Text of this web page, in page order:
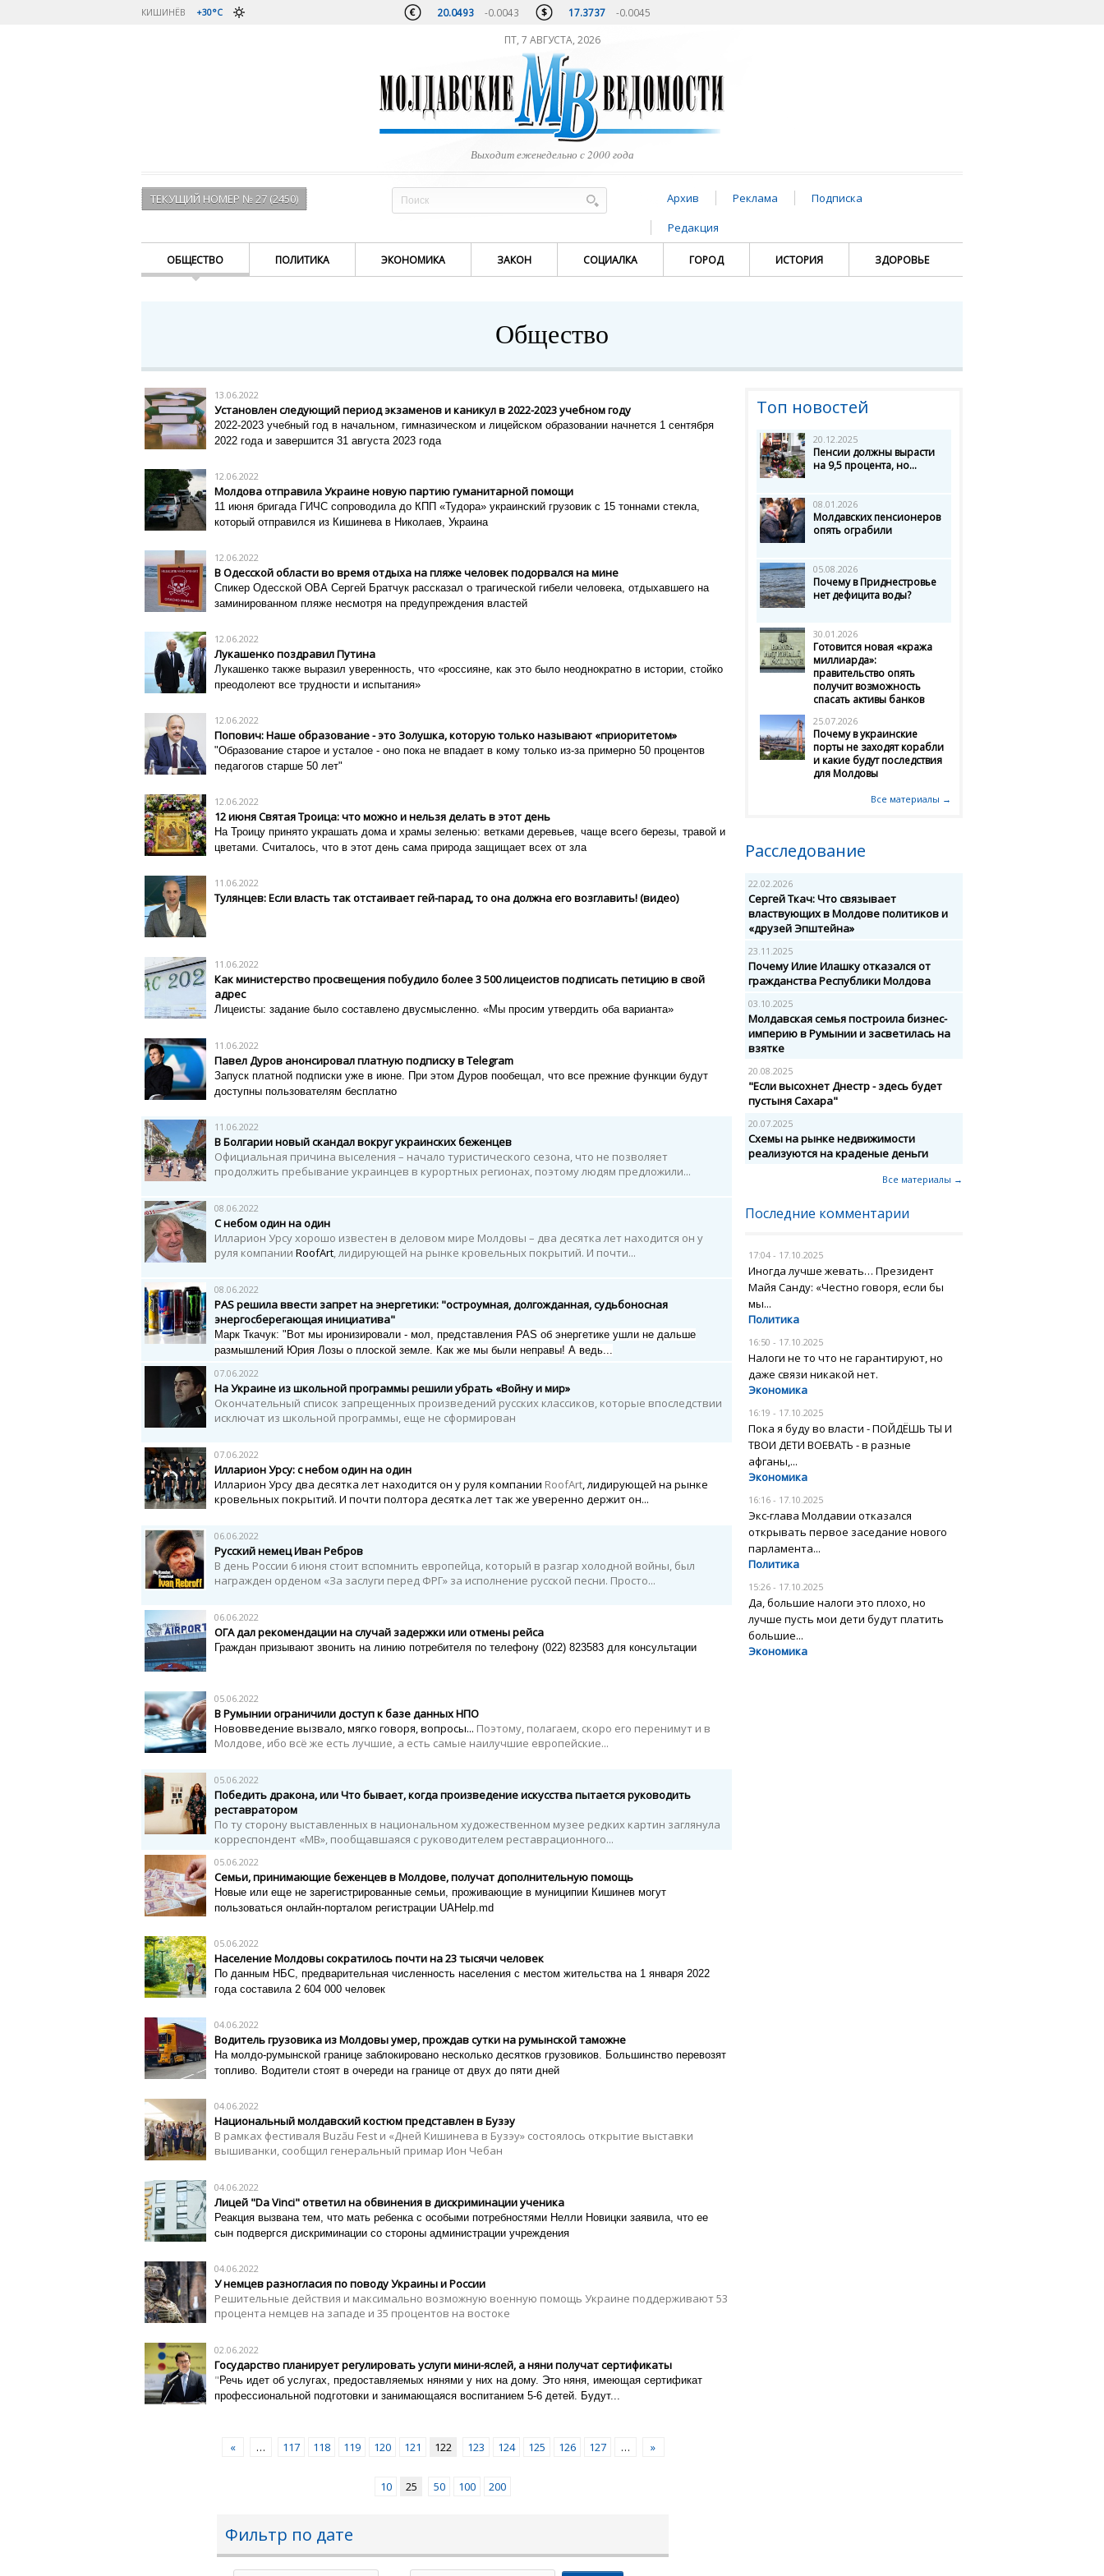
КИШИНЁВ +30°C 20.0493 -0.0043 17.3737 -0.0045
ПТ, 7 АВГУСТА, 2026
Выходит еженедельно с 2000 года
ТЕКУЩИЙ НОМЕР № 27 (2450) Архив Реклама
Подписка
Редакция
ОБЩЕСТВО ПОЛИТИКА ЭКОНОМИКА ЗАКОН СОЦИАЛКА ГОРОД ИСТОРИЯ ЗДОРОВЬЕ
Общество
13.06.2022
Установлен следующий период экзаменов и каникул в 2022-2023 учебном году
2022-2023 учебный год в начальном, гимназическом и лицейском образовании начнется 1 сентября
2022 года и завершится 31 августа 2023 года
12.06.2022
Молдова отправила Украине новую партию гуманитарной помощи
11 июня бригада ГИЧС сопроводила до КПП «Тудора» украинский грузовик с 15 тоннами стекла,
который отправился из Кишинева в Николаев, Украина
12.06.2022
В Одесской области во время отдыха на пляже человек подорвался на мине
Спикер Одесской ОВА Сергей Братчук рассказал о трагической гибели человека, отдыхавшего на
заминированном пляже несмотря на предупреждения властей
12.06.2022
Лукашенко поздравил Путина
Лукашенко также выразил уверенность, что «россияне, как это было неоднократно в истории, стойко
преодолеют все трудности и испытания»
12.06.2022
Попович: Наше образование - это Золушка, которую только называют «приоритетом»
"Образование старое и усталое - оно пока не впадает в кому только из-за примерно 50 процентов
педагогов старше 50 лет"
12.06.2022
12 июня Святая Троица: что можно и нельзя делать в этот день
На Троицу принято украшать дома и храмы зеленью: ветками деревьев, чаще всего березы, травой и
цветами. Считалось, что в этот день сама природа защищает всех от зла
11.06.2022
Тулянцев: Если власть так отстаивает гей-парад, то она должна его возглавить! (видео)
11.06.2022
Как министерство просвещения побудило более 3 500 лицеистов подписать петицию в свой
адрес
Лицеисты: задание было составлено двусмысленно. «Мы просим утвердить оба варианта»
11.06.2022
Павел Дуров анонсировал платную подписку в Тelegram
Запуск платной подписки уже в июне. При этом Дуров пообещал, что все прежние функции будут
доступны пользователям бесплатно
11.06.2022
В Болгарии новый скандал вокруг украинских беженцев
Официальная причина выселения – начало туристического сезона, что не позволяет
продолжить пребывание украинцев в курортных регионах, поэтому людям предложили...
08.06.2022
С небом один на один
Илларион Урсу хорошо известен в деловом мире Молдовы – два десятка лет находится он у
руля компании RoofArt, лидирующей на рынке кровельных покрытий. И почти...
08.06.2022
PAS решила ввести запрет на энергетики: "остроумная, долгожданная, судьбоносная
энергосберегающая инициатива"
Марк Ткачук: " Вот мы иронизировали - мол, представления PAS об энергетике ушли не дальше
размышлений Юрия Лозы о плоской земле. Как же мы были неправы! А ведь...
07.06.2022
На Украине из школьной программы решили убрать «Войну и мир»
Окончательный список запрещенных произведений русских классиков, которые впоследствии
исключат из школьной программы, еще не сформирован
07.06.2022
Илларион Урсу: с небом один на один
Илларион Урсу два десятка лет находится он у руля компании RoofArt, лидирующей на рынке
кровельных покрытий. И почти полтора десятка лет так же уверенно держит он...
06.06.2022
Русский немец Иван Ребров
В день России 6 июня стоит вспомнить европейца, который в разгар холодной войны, был
награжден орденом «За заслуги перед ФРГ» за исполнение русской песни. Просто...
06.06.2022
ОГА дал рекомендации на случай задержки или отмены рейса
Граждан призывают звонить на линию потребителя по телефону (022) 823583 для консультации
05.06.2022
В Румынии ограничили доступ к базе данных НПО
Нововведение вызвало, мягко говоря, вопросы... Поэтому, полагаем, скоро его перенимут и в
Молдове, ибо всё же есть лучшие, а есть самые наилучшие европейские...
05.06.2022
Победить дракона, или Что бывает, когда произведение искусства пытается руководить
реставратором
По ту сторону выставленных в национальном художественном музее редких картин заглянула
корреспондент «МВ», пообщавшаяся с руководителем реставрационного...
05.06.2022
Семьи, принимающие беженцев в Молдове, получат дополнительную помощь
Новые или еще не зарегистрированные семьи, проживающие в муниципии Кишинев могут
пользоваться онлайн-порталом регистрации UAHelp.md
05.06.2022
Население Молдовы сократилось почти на 23 тысячи человек
По данным НБС, предварительная численность населения с местом жительства на 1 января 2022
года составила 2 604 000 человек
04.06.2022
Водитель грузовика из Молдовы умер, прождав сутки на румынской таможне
На молдо-румынской границе заблокировано несколько десятков грузовиков. Большинство перевозят
топливо. Водители стоят в очереди на границе от двух до пяти дней
04.06.2022
Национальный молдавский костюм представлен в Бузэу
В рамках фестиваля Buzău Fest и «Дней Кишинева в Бузэу» состоялось открытие выставки
вышиванки, сообщил генеральный примар Ион Чебан
04.06.2022
Лицей "Da Vinci" ответил на обвинения в дискриминации ученика
Реакция вызвана тем, что мать ребенка с особыми потребностями Нелли Новицки заявила, что ее
сын подвергся дискриминации со стороны администрации учреждения
04.06.2022
У немцев разногласия по поводу Украины и России
Решительные действия и максимально возможную военную помощь Украине поддерживают 53
процента немцев на западе и 35 процентов на востоке
02.06.2022
Государство планирует регулировать услуги мини-яслей, а няни получат сертификаты
" Речь идет об услугах, предоставляемых нянями у них на дому. Это няня, имеющая сертификат
профессиональной подготовки и занимающаяся воспитанием 5-6 детей. Будут...
« … 117 118 119 120 121 122 123 124 125 126 127 … »
10 25 50 100 200
Фильтр по дате
Топ новостей
20.12.2025
Пенсии должны вырасти
на 9,5 процента, но...
08.01.2026
Молдавских пенсионеров
опять ограбили
05.08.2026
Почему в Приднестровье
нет дефицита воды?
30.01.2026
Готовится новая «кража
миллиарда»:
правительство опять
получит возможность
спасать активы банков
25.07.2026
Почему в украинские
порты не заходят корабли
и какие будут последствия
для Молдовы
Все материалы →
Расследование
22.02.2026
Сергей Ткач: Что связывает
властвующих в Молдове политиков и
«друзей Эпштейна»
23.11.2025
Почему Илие Илашку отказался от
гражданства Республики Молдова
03.10.2025
Молдавская семья построила бизнес-
империю в Румынии и засветилась на
взятке
20.08.2025
"Если высохнет Днестр - здесь будет
пустыня Сахара"
20.07.2025
Схемы на рынке недвижимости
реализуются на краденые деньги
Все материалы →
Последние комментарии
17:04 - 17.10.2025
Иногда лучше жевать… Президент
Майя Санду: «Честно говоря, если бы
мы...
Политика
16:50 - 17.10.2025
Налоги не то что не гарантируют, но
даже связи никакой нет.
Экономика
16:19 - 17.10.2025
Пока я буду во власти - ПОЙДЁШЬ ТЫ И
ТВОИ ДЕТИ ВОЕВАТЬ - в разные
афганы,...
Экономика
16:16 - 17.10.2025
Экс-глава Молдавии отказался
открывать первое заседание нового
парламента...
Политика
15:26 - 17.10.2025
Да, большие налоги это плохо, но
лучше пусть мои дети будут платить
большие...
Экономика